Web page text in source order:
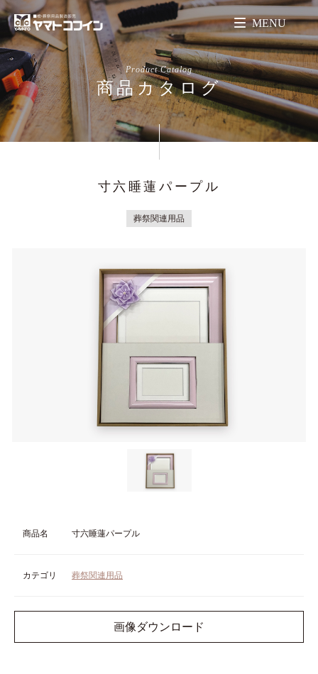
MENU
Product Catalog
商品カタログ
寸六睡蓮パープル
葬祭関連用品
商品名 寸六睡蓮パープル
カテゴリ 葬祭関連用品
画像ダウンロード